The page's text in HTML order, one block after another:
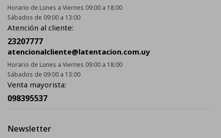
Horario de Lunes a Viernes 09:00 a 18:00
Sábados de 09:00 a 13:00
Atención al cliente:
23207777
atencionalcliente@latentacion.com.uy
Horario de Lunes a Viernes 09:00 a 18:00
Sábados de 09:00 a 13:00
Venta mayorista:
098395537
Newsletter